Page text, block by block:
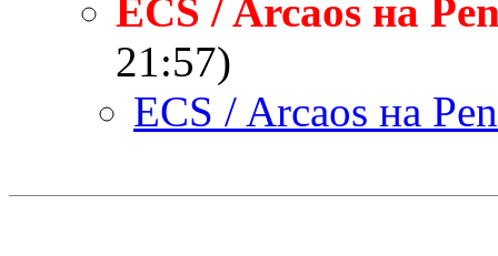
ECS / Arcaos на
21:57)
ECS / Arcaos на